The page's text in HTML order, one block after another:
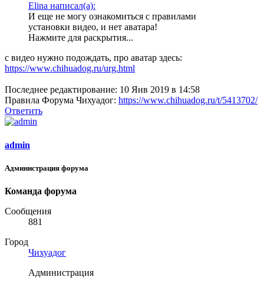
Elina написал(а):
И еще не могу ознакомиться с правилами
установки видео, и нет аватара!
Нажмите для раскрытия...
с видео нужно подождать, про аватар здесь:
https://www.chihuadog.ru/urg.html
Последнее редактирование: 10 Янв 2019 в 14:58
Правила Форума Чихуадог: https://www.chihuadog.ru/t/5413702/
Ответить
admin
Администрация форума
Команда форума
Сообщения
881
Город
Чихуадог
Администрация